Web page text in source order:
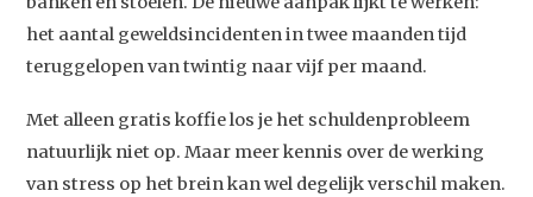
het aantal geweldsincidenten in twee maanden tijd
teruggelopen van twintig naar vijf per maand.
Met alleen gratis koffie los je het schuldenprobleem
natuurlijk niet op. Maar meer kennis over de werking
van stress op het brein kan wel degelijk verschil maken.